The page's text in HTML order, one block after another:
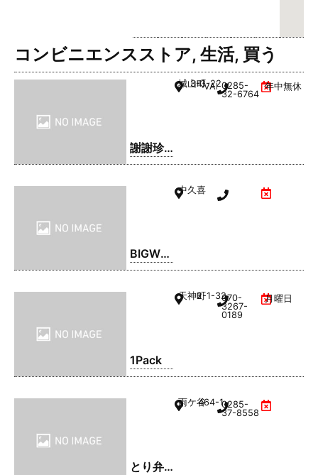
コンビニエンスストア, 生活, 買う
謝謝珍
珠 | シ
城山町
3-3-22
VAL1階0285-
32-6764
年中無休
BIGWO
OD(ビ
中久喜
1Pack
天神町2-1-32070-
3267-
0189
月曜日
とり弁
雨ケ谷464-10285-
37-8558